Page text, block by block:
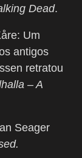
Dead.
Um
antigos
retratou
– A
Seager